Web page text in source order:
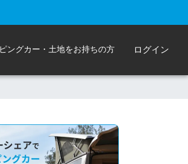
ングカー・土地をお持ちの方 ログイン